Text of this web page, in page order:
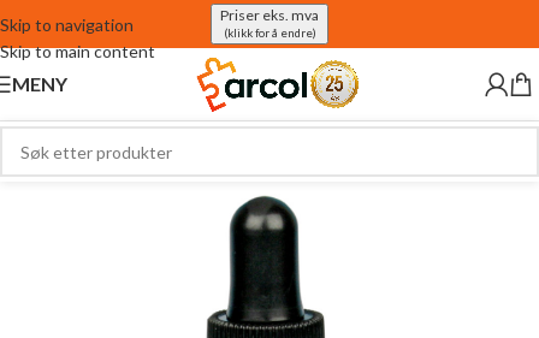
Skip to navigation
Skip to main content
Priser eks. mva
(klikk for å endre)
MENY